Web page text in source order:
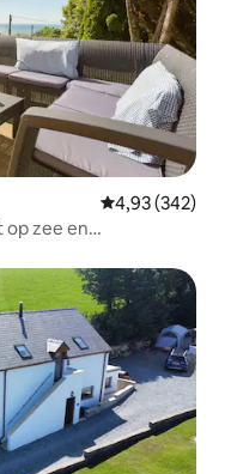
Gemiddelde
4,93 (342)
op zee en